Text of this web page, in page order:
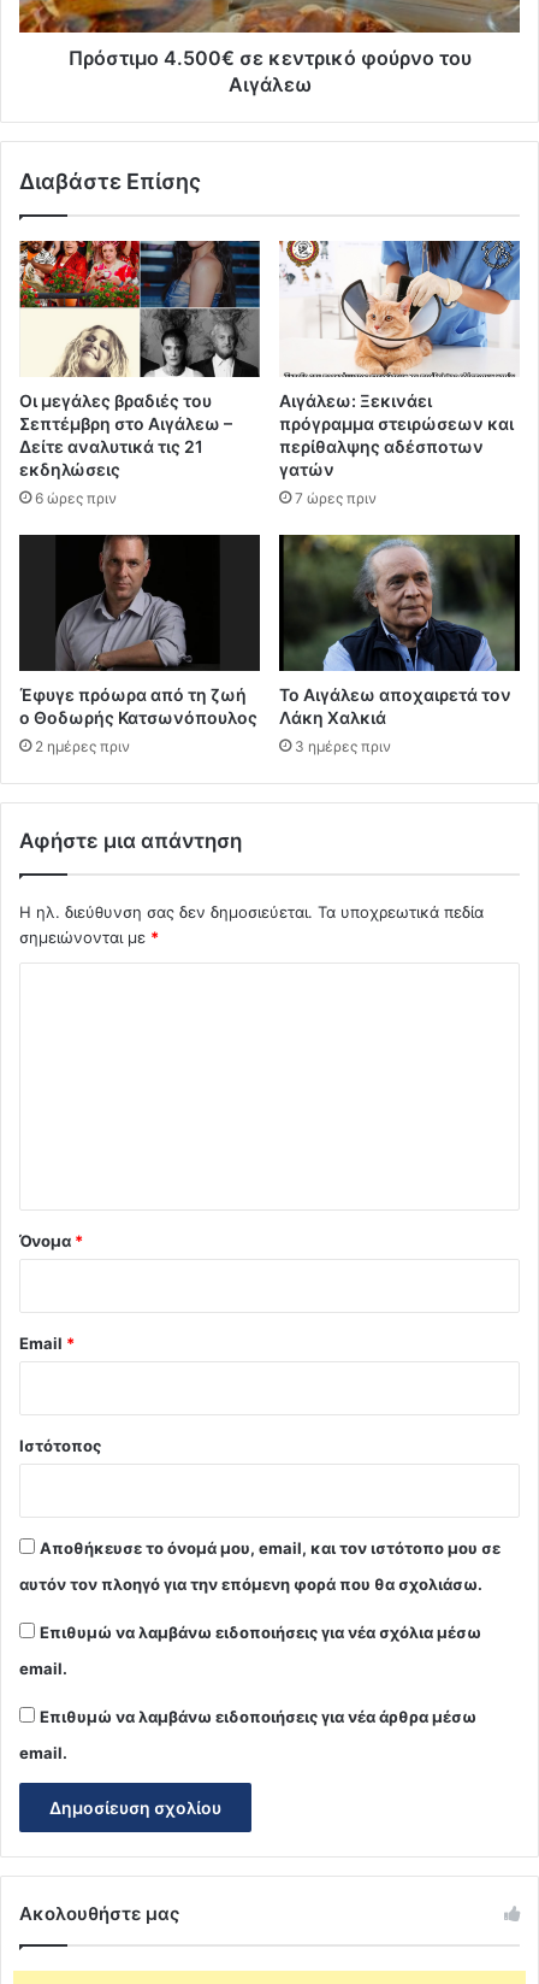
Πρόστιμο 4.500€ σε κεντρικό φούρνο του
Αιγάλεω
Διαβάστε Επίσης
Οι μεγάλες βραδιές του
Σεπτέμβρη στο Αιγάλεω –
Δείτε αναλυτικά τις 21
εκδηλώσεις
6 ώρες πριν
Αιγάλεω: Ξεκινάει
πρόγραμμα στειρώσεων και
περίθαλψης αδέσποτων
γατών
7 ώρες πριν
Έφυγε πρόωρα από τη ζωή
ο Θοδωρής Κατσωνόπουλος
2 ημέρες πριν
Το Αιγάλεω αποχαιρετά τον
Λάκη Χαλκιά
3 ημέρες πριν
Αφήστε μια απάντηση
Η ηλ. διεύθυνση σας δεν δημοσιεύεται. Τα υποχρεωτικά πεδία
σημειώνονται με *
Όνομα *
Email *
Ιστότοπος
Αποθήκευσε το όνομά μου, email, και τον ιστότοπο μου σε
αυτόν τον πλοηγό για την επόμενη φορά που θα σχολιάσω.
Επιθυμώ να λαμβάνω ειδοποιήσεις για νέα σχόλια μέσω
email.
Επιθυμώ να λαμβάνω ειδοποιήσεις για νέα άρθρα μέσω
email.
Ακολουθήστε μας